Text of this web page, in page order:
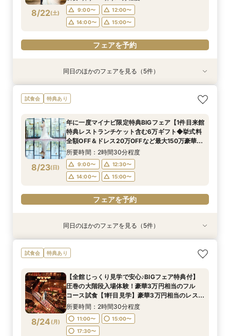
フェアを予約
フェアを予約
フェアを予約
8/22(土)
150万円特典
9:00〜
12:00〜
14:00〜
15:00〜
フェアを予約
特典あり
8/22(土)
【ドレスが映える】憧れの大階段×歴史ある洋館
で叶う◆1件目見学なら挙式料最大全額OFF×レス
験！近江牛&絶品渡蟹試食など豪華試食
所要時間：2時間30分程度
9:00〜
12:00〜
14:00〜
15:00〜
フェアを予約
特典あり
8/22(土)
【初来館が1番お得】1件目来館で6万円ギフト付
き◆挙式料全額OFF＆ドレス20万円など最大150
牛含む豪華フルコース3万相当絶品試食フェア
所要時間：2時間30分程度
9:00〜
12:00〜
14:00〜
15:00〜
フェアを予約
特典あり
8/22(土)
【ミシュランの味☆】和牛&絶品渡蟹の豪華試食
も叶う満喫フェア！ 必ずもらえる豪華3万円相当
所要時間：2時間30分程度
9:00〜
12:00〜
14:00〜
15:00〜
フェアを予約
特典あり
8/22(土)
【10名64万円★専用会場有】最短1ヶ月で準備
OK！6名様から適用可10名64万円からの少人数
対応♪
所要時間：2時間30分程度
9:00〜
12:00〜
14:00〜
15:00〜
フェアを予約
特典あり
8/22(土)
【見積相談のみでもOK◎90分クイック見学】レ
ストランペアチケットプレゼント付！チャペル体
シェフ特製豪華無料試食も！
所要時間：1時間30分程度
9:00〜
12:00〜
14:00〜
15:00〜
フェアを予約
同日のほかのフェアを見る（5件）
試食会 特典あり
8/23(日)
年に一度マイナビ限定特典BIGフェア【1件目来館
特典レストランチケット含む6万ギフト◆挙式料
全額OFF＆ドレス20万OFFなど最大150万豪華特
典】近江牛含む3万コース試食×感動挙式×憧れド
レス
所要時間：2時間30分程度
9:00〜
12:30〜
14:00〜
15:00〜
フェアを予約
8/23(日)
【自宅＆スマホOK】◆オンライン会場相談◆ご
遠方でも安心◎気軽に見学
10:00〜 16:00〜
フェアを予約
特典あり
8/23(日)
【ドレスが映える】憧れの大階段×歴史ある洋館
で叶う◆1件目見学なら挙式料最大全額OFF×レス
験！近江牛&絶品渡蟹試食など豪華試食
所要時間：2時間30分程度
9:00〜
12:00〜
14:00〜
15:00〜
フェアを予約
特典あり
8/23(日)
【見積相談のみでもOK◎90分クイック見学】レ
ストランペアチケットプレゼント付！チャペル体
シェフ特製豪華無料試食も！
所要時間：1時間30分程度
9:00〜
12:00〜
14:00〜
15:00〜
フェアを予約
特典あり
8/23(日)
【初来館が1番お得】1件目来館で6万円ギフト付
き◆挙式料全額OFF＆ドレス20万円など最大150
牛含む豪華フルコース3万相当絶品試食フェア
所要時間：2時間30分程度
9:00〜
12:00〜
14:00〜
15:00〜
フェアを予約
特典あり
8/23(日)
【10名64万円★専用会場有】最短1ヶ月で準備
OK！6名様から適用可10名64万円からの少人数
対応♪
所要時間：2時間30分程度
9:00〜
12:00〜
14:00〜
15:00〜
フェアを予約
同日のほかのフェアを見る（5件）
試食会 特典あり
8/24 (月)
【全館じっくり見学で安心♪BIGフェア特典付】
圧巻の大階段入場体験！豪華3万円相当のフル
コース試食【1軒目見学】豪華3万円相当のレスト
ランペアディナーチケットプレゼント
所要時間：2時間30分程度
11:00〜
15:00〜
17:30〜